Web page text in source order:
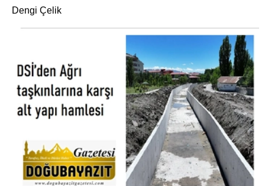
Dengi Çelik